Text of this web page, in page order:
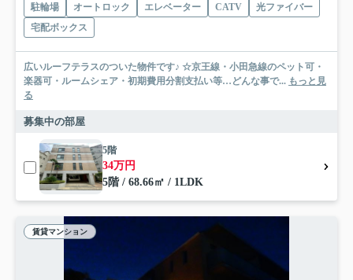
駐輪場 オートロック エレベーター CATV
光ファイバー
宅配ボックス
広いルーフテラスのついた物件です♪ ☆京王線・小田急線のペット可・
楽器可・ルームシェア・初期費用分割支払い等…どんな事で... もっと見
る
募集中の部屋
5階
34万円
5階 / 68.66㎡ / 1LDK
賃貸マンション